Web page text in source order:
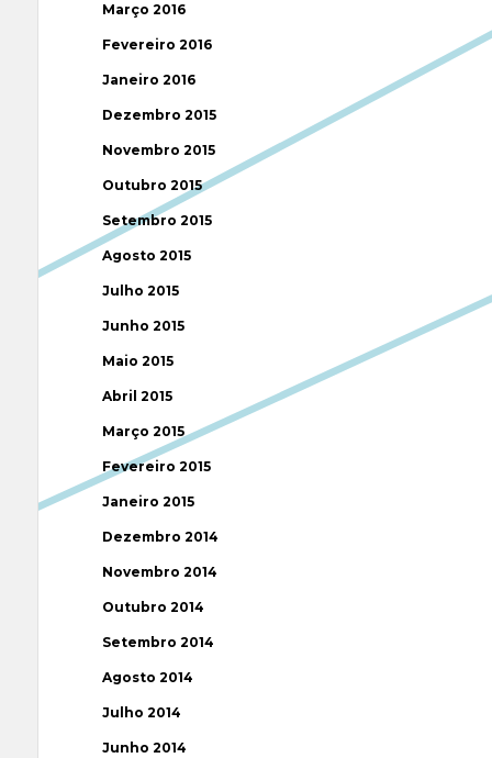
Março 2016
Fevereiro 2016
Janeiro 2016
Dezembro 2015
Novembro 2015
Outubro 2015
Setembro 2015
Agosto 2015
Julho 2015
Junho 2015
Maio 2015
Abril 2015
Março 2015
Fevereiro 2015
Janeiro 2015
Dezembro 2014
Novembro 2014
Outubro 2014
Setembro 2014
Agosto 2014
Julho 2014
Junho 2014